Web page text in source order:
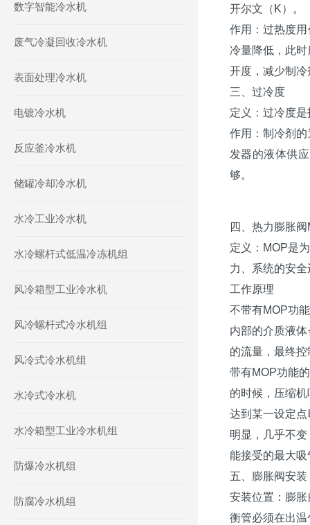
数字智能冷水机
废气冷凝回收冷水机
表面处理冷水机
电镀冷水机
反应釜冷水机
储罐冷却冷水机
水冷工业冷水机
水冷螺杆式低温冷冻机组
风冷箱型工业冷水机
风冷螺杆式冷水机组
风冷式冷水机组
水冷式冷水机
水冷箱型工业冷水机组
防爆冷水机组
防腐冷水机组
开尔文（K）。
作用：过热度
冷量降低，此
开度，减少制
三、过冷度
定义：过冷度
作用：制冷剂
发器的液体供
够。
四、热力膨胀阀
定义：MOP是
力、系统的安
工作原理
不带有MOP功
内部的介质液
的流量，最终
带有MOP功能
的时候，压缩
达到某一设定
明显，几乎不
能接受的最大
五、膨胀阀安装
安装位置：膨
衡管必须在出